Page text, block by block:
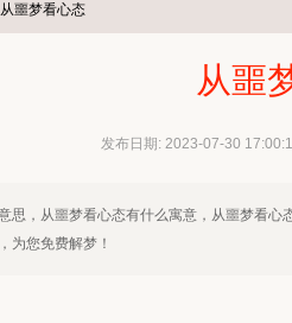
从噩梦看心态
从噩
发布日期: 2023-07-30
思，从噩梦看心态有什么寓意，从噩梦看
为您免费解梦！